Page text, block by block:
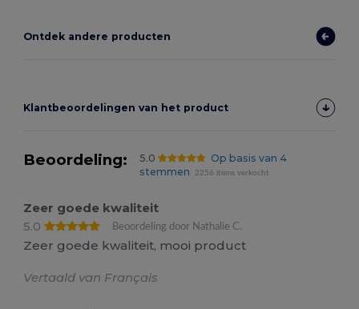
Ontdek andere producten
Klantbeoordelingen van het product
Beoordeling: 5.0
Op basis van 4
stemmen
2256 items verkocht
Zeer goede kwaliteit
5.0
Beoordeling door Nathalie C.
Zeer goede kwaliteit, mooi product
Vertaald van Français